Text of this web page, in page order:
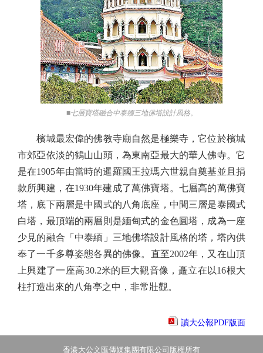
■七層寶塔融合中泰緬三地佛塔設計風格。
檳城最宏偉的佛教寺廟自然是極樂寺，它位於檳城
市郊亞依淡的鶴山山頭，為東南亞最大的華人佛寺。它
是在1905年由當時的暹羅國王拉瑪六世親自奠基並且捐
款所興建，在1930年建成了萬佛寶塔。七層高的萬佛寶
塔，底下兩層是中國式的八角底座，中間三層是泰國式
白塔，最頂端的兩層則是緬甸式的金色圓塔，成為一座
少見的融合「中泰緬」三地佛塔設計風格的塔，塔內供
奉了一千多尊姿態各異的佛像。直至2002年，又在山頂
上興建了一座高30.2米的巨大觀音像，矗立在以16根大
柱打造出來的八角亭之中，非常壯觀。
讀大公報PDF版面
香港大公文匯傳媒集團有限公司版權所有